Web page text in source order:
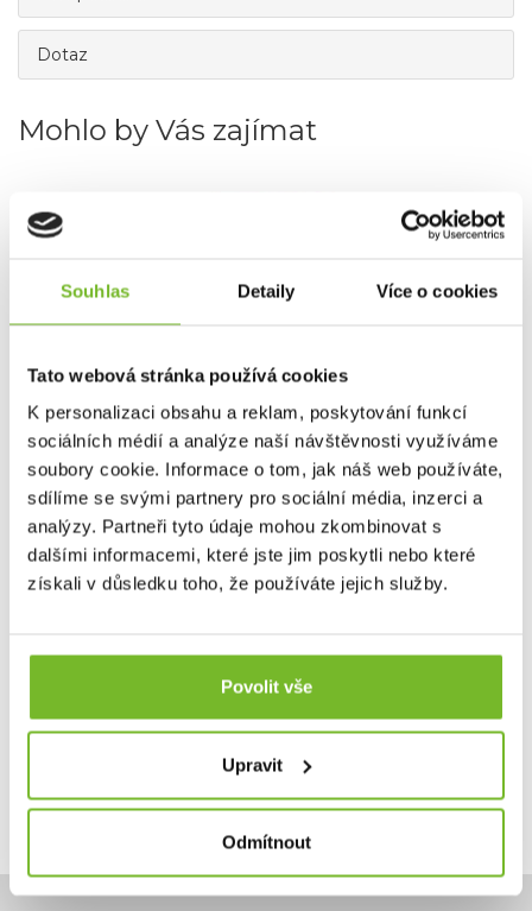
Souhlas Detaily Více o cookies
Tato webová stránka používá cookies
K personalizaci obsahu a reklam, poskytování funkcí
sociálních médií a analýze naší návštěvnosti využíváme
soubory cookie. Informace o tom, jak náš web používáte,
sdílíme se svými partnery pro sociální média, inzerci a
analýzy. Partneři tyto údaje mohou zkombinovat s
dalšími informacemi, které jste jim poskytli nebo které
získali v důsledku toho, že používáte jejich služby.
Povolit vše
Upravit
Odmítnout
Dotaz
Mohlo by Vás zajímat
Filtr na vodu Lifesaver Wayfarer
Filtr na vodu Lifesaver Wayfarer Robustní přesto
kompaktní ...
129,00 €
Skladem: posledních 24 ks